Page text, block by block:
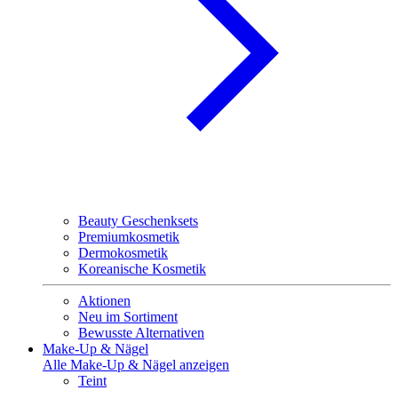
Beauty Geschenksets
Premiumkosmetik
Dermokosmetik
Koreanische Kosmetik
Aktionen
Neu im Sortiment
Bewusste Alternativen
Make-Up & Nägel
Alle Make-Up & Nägel anzeigen
Teint